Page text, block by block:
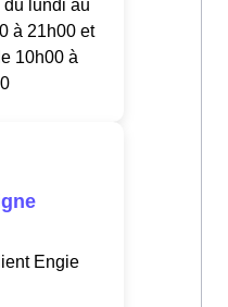
du lundi au
à 21h00 et
10h00 à
Engie